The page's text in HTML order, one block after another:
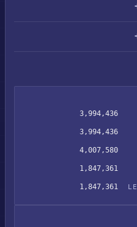
3,994,436
3,994,436
4,007,580
1,847,361
1,847,361